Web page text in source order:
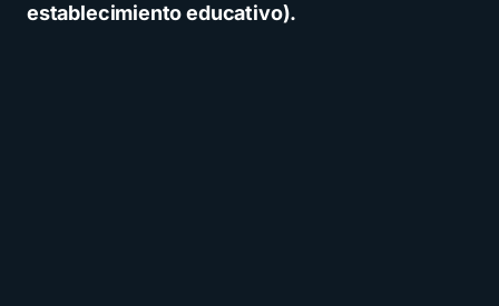
establecimiento educativo).